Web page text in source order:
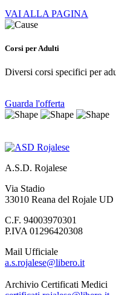
VAI ALLA PAGINA
Corsi per Adulti
Diversi corsi specifici per
Guarda l'offerta
A.S.D. Rojalese
Via Stadio
33010 Reana del Rojale UD
C.F. 94003970301
P.IVA 01296420308
Mail Ufficiale
a.s.rojalese@libero.it
Archivio Certificati Medici